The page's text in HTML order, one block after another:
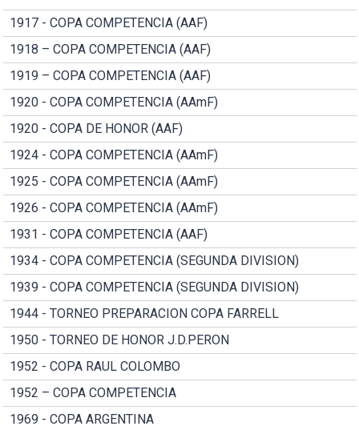
1917 - COPA COMPETENCIA (AAF)
1918 – COPA COMPETENCIA (AAF)
1919 – COPA COMPETENCIA (AAF)
1920 - COPA COMPETENCIA (AAmF)
1920 - COPA DE HONOR (AAF)
1924 - COPA COMPETENCIA (AAmF)
1925 - COPA COMPETENCIA (AAmF)
1926 - COPA COMPETENCIA (AAmF)
1931 - COPA COMPETENCIA (AAF)
1934 - COPA COMPETENCIA (SEGUNDA DIVISION)
1939 - COPA COMPETENCIA (SEGUNDA DIVISION)
1944 - TORNEO PREPARACION COPA FARRELL
1950 - TORNEO DE HONOR J.D.PERON
1952 - COPA RAUL COLOMBO
1952 – COPA COMPETENCIA
1969 - COPA ARGENTINA